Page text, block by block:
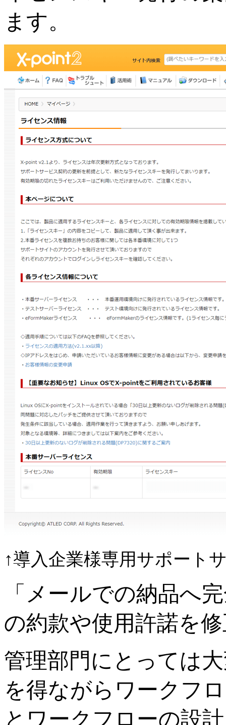
ます。
↑導入企業様専用サポート
「メールでの納品へ
の約款や使用許諾を
管理部門にとっては
を得ながらワークフ
とワークフローの設